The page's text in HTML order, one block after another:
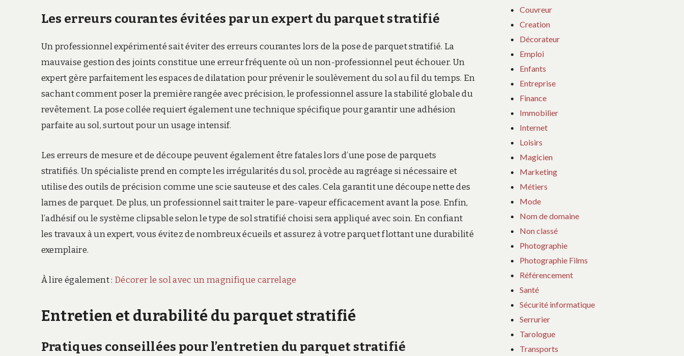
Les erreurs courantes évitées par un expert du parquet stratifié
Un professionnel expérimenté sait éviter des erreurs courantes lors de la pose de parquet stratifié. La
mauvaise gestion des joints constitue une erreur fréquente où un non-professionnel peut échouer. Un
expert gère parfaitement les espaces de dilatation pour prévenir le soulèvement du sol au fil du temps. En
sachant comment poser la première rangée avec précision, le professionnel assure la stabilité globale du
revêtement. La pose collée requiert également une technique spécifique pour garantir une adhésion
parfaite au sol, surtout pour un usage intensif.
Les erreurs de mesure et de découpe peuvent également être fatales lors d’une pose de parquets
stratifiés. Un spécialiste prend en compte les irrégularités du sol, procède au ragréage si nécessaire et
utilise des outils de précision comme une scie sauteuse et des cales. Cela garantit une découpe nette des
lames de parquet. De plus, un professionnel sait traiter le pare-vapeur efficacement avant la pose. Enfin,
l’adhésif ou le système clipsable selon le type de sol stratifié choisi sera appliqué avec soin. En confiant
les travaux à un expert, vous évitez de nombreux écueils et assurez à votre parquet flottant une durabilité
exemplaire.
À lire également : Décorer le sol avec un magnifique carrelage
Entretien et durabilité du parquet stratifié
Pratiques conseillées pour l’entretien du parquet stratifié
Couvreur
Creation
Décorateur
Emploi
Enfants
Entreprise
Finance
Immobilier
Internet
Loisirs
Magicien
Marketing
Métiers
Mode
Nom de domaine
Non classé
Photographie
Photographie Films
Référencement
Santé
Sécurité informatique
Serrurier
Tarologue
Transports